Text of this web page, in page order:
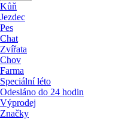
Kůň
Jezdec
Pes
Chat
Zvířata
Chov
Farma
Speciální léto
Odesláno do 24 hodin
Výprodej
Značky